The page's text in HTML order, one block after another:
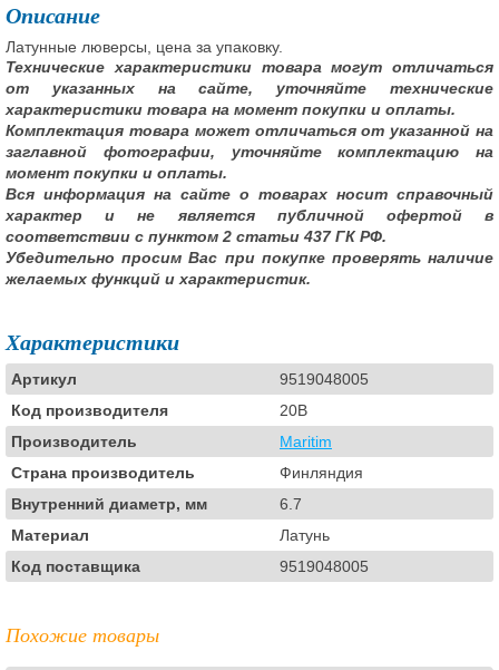
Описание
Латунные люверсы, цена за упаковку.
Технические характеристики товара могут отличаться
от указанных на сайте, уточняйте технические
характеристики товара на момент покупки и оплаты.
Комплектация товара может отличаться от указанной на
заглавной фотографии, уточняйте комплектацию на
момент покупки и оплаты.
Вся информация на сайте о товарах носит справочный
характер и не является публичной офертой в
соответствии с пунктом 2 статьи 437 ГК РФ.
Убедительно просим Вас при покупке проверять наличие
желаемых функций и характеристик.
Характеристики
Артикул
9519048005
Код производителя
20B
Производитель
Maritim
Страна производитель
Финляндия
Внутренний диаметр, мм
6.7
Материал
Латунь
Код поставщика
9519048005
Похожие товары